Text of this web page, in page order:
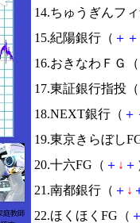
14.ちゅうぎんフ
15.紀陽銀行（ ＋ ＋
16.おきなわＦＧ（
17.東証銀行指投（
18.NEXT銀行（ ＋
19.東京きらぼし
20.十六FG（ ＋ ↓ ＋
21.南都銀行（ ＋ ↓
22.ほくほくFG（